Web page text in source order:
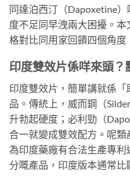
同達泊西汀（Dapoxetine
度不足同早洩兩大困擾。
格對比同用家回饋四個角度
印度雙效片係咩來頭？
印度雙效片，簡單講就係
品。傳統上，威而鋼（
升勃起硬度；必利勁（
合一就變成雙效配方。呢
為印度藥廠有合法生產專
分嘅產品，印度版本通常比